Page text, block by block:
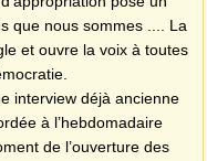
que nous sommes .... La
et ouvre la voix à toutes
interview déjà ancienne
à l’hebdomadaire
de l’ouverture des